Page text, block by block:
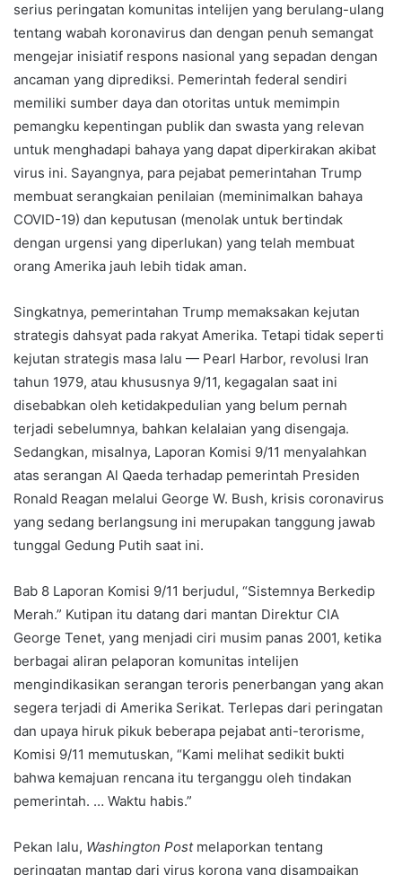
serius peringatan komunitas intelijen yang berulang-ulang
tentang wabah koronavirus dan dengan penuh semangat
mengejar inisiatif respons nasional yang sepadan dengan
ancaman yang diprediksi. Pemerintah federal sendiri
memiliki sumber daya dan otoritas untuk memimpin
pemangku kepentingan publik dan swasta yang relevan
untuk menghadapi bahaya yang dapat diperkirakan akibat
virus ini. Sayangnya, para pejabat pemerintahan Trump
membuat serangkaian penilaian (meminimalkan bahaya
COVID-19) dan keputusan (menolak untuk bertindak
dengan urgensi yang diperlukan) yang telah membuat
orang Amerika jauh lebih tidak aman.
Singkatnya, pemerintahan Trump memaksakan kejutan
strategis dahsyat pada rakyat Amerika. Tetapi tidak seperti
kejutan strategis masa lalu — Pearl Harbor, revolusi Iran
tahun 1979, atau khususnya 9/11, kegagalan saat ini
disebabkan oleh ketidakpedulian yang belum pernah
terjadi sebelumnya, bahkan kelalaian yang disengaja.
Sedangkan, misalnya, Laporan Komisi 9/11 menyalahkan
atas serangan Al Qaeda terhadap pemerintah Presiden
Ronald Reagan melalui George W. Bush, krisis coronavirus
yang sedang berlangsung ini merupakan tanggung jawab
tunggal Gedung Putih saat ini.
Bab 8 Laporan Komisi 9/11 berjudul, “Sistemnya Berkedip
Merah.” Kutipan itu datang dari mantan Direktur CIA
George Tenet, yang menjadi ciri musim panas 2001, ketika
berbagai aliran pelaporan komunitas intelijen
mengindikasikan serangan teroris penerbangan yang akan
segera terjadi di Amerika Serikat. Terlepas dari peringatan
dan upaya hiruk pikuk beberapa pejabat anti-terorisme,
Komisi 9/11 memutuskan, “Kami melihat sedikit bukti
bahwa kemajuan rencana itu terganggu oleh tindakan
pemerintah. … Waktu habis.”
Pekan lalu, Washington Postmelaporkan tentang
peringatan mantap dari virus korona yang disampaikan